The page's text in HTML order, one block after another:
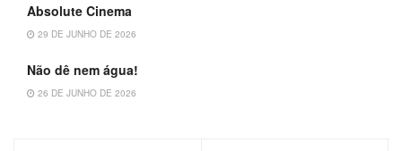
Absolute Cinema
29 DE JUNHO DE 2026
Não dê nem água!
26 DE JUNHO DE 2026